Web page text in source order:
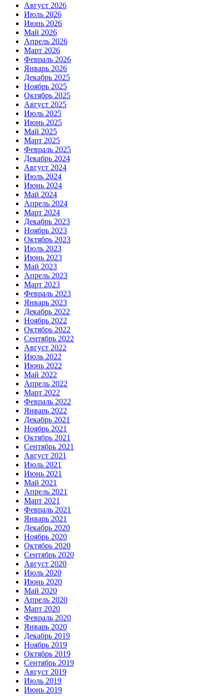
Август 2026
Июль 2026
Июнь 2026
Май 2026
Апрель 2026
Март 2026
Февраль 2026
Январь 2026
Декабрь 2025
Ноябрь 2025
Октябрь 2025
Август 2025
Июль 2025
Июнь 2025
Май 2025
Март 2025
Февраль 2025
Декабрь 2024
Август 2024
Июль 2024
Июнь 2024
Май 2024
Апрель 2024
Март 2024
Декабрь 2023
Ноябрь 2023
Октябрь 2023
Июль 2023
Июнь 2023
Май 2023
Апрель 2023
Март 2023
Февраль 2023
Январь 2023
Декабрь 2022
Ноябрь 2022
Октябрь 2022
Сентябрь 2022
Август 2022
Июль 2022
Июнь 2022
Май 2022
Апрель 2022
Март 2022
Февраль 2022
Январь 2022
Декабрь 2021
Ноябрь 2021
Октябрь 2021
Сентябрь 2021
Август 2021
Июль 2021
Июнь 2021
Май 2021
Апрель 2021
Март 2021
Февраль 2021
Январь 2021
Декабрь 2020
Ноябрь 2020
Октябрь 2020
Сентябрь 2020
Август 2020
Июль 2020
Июнь 2020
Май 2020
Апрель 2020
Март 2020
Февраль 2020
Январь 2020
Декабрь 2019
Ноябрь 2019
Октябрь 2019
Сентябрь 2019
Август 2019
Июль 2019
Июнь 2019